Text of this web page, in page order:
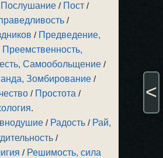
Послушание / Пост /
/
/ Предведение,
Преемственность,
Самообольщение /
Зомбирование /
/ Простота /
.
/ Радость / Рай,
/
/ Решимость, сила
<